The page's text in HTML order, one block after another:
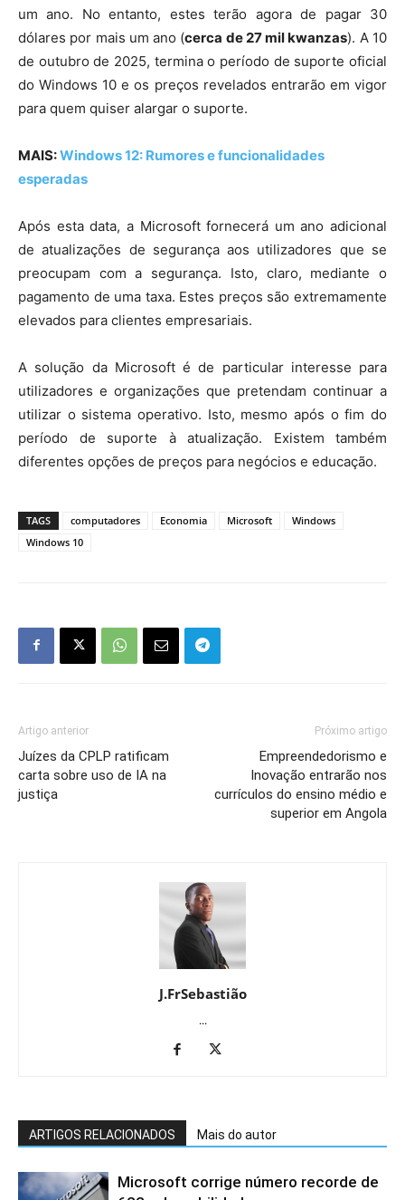
um ano. No entanto, estes terão agora de pagar 30
dólares por mais um ano (cerca de 27 mil kwanzas). A 10
de outubro de 2025, termina o período de suporte oficial
do Windows 10 e os preços revelados entrarão em vigor
para quem quiser alargar o suporte.
MAIS:Windows 12: Rumores e funcionalidades
esperadas
Após esta data, a Microsoft fornecerá um ano adicional
de atualizações de segurança aos utilizadores que se
preocupam com a segurança. Isto, claro, mediante o
pagamento de uma taxa. Estes preços são extremamente
elevados para clientes empresariais.
A solução da Microsoft é de particular interesse para
utilizadores e organizações que pretendam continuar a
utilizar o sistema operativo. Isto, mesmo após o fim do
período de suporte à atualização. Existem também
diferentes opções de preços para negócios e educação.
TAGS computadores Economia Microsoft
Windows
Windows 10
Artigo anterior
Juízes da CPLP ratificam
carta sobre uso de IA na
justiça
Próximo artigo
Empreendedorismo e
Inovação entrarão nos
currículos do ensino médio e
superior em Angola
J.FrSebastião
...
ARTIGOS RELACIONADOS Mais do autor
Microsoft corrige número recorde de